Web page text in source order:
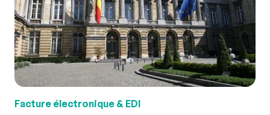
Facture électronique & EDI